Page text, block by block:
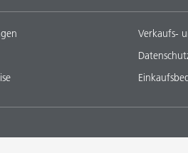
Verkaufs-